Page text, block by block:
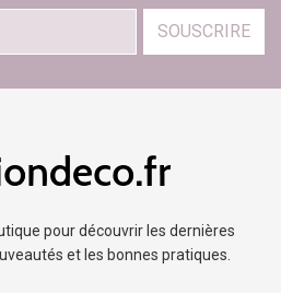
SOUSCRIRE
pour découvrir les dernières
et les bonnes pratiques.